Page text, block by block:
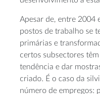
Apesar de, entre 2004
postos de trabalho se
primárias e
certos subsectores
tendência e dar
criado. É o caso da
número de empregos: